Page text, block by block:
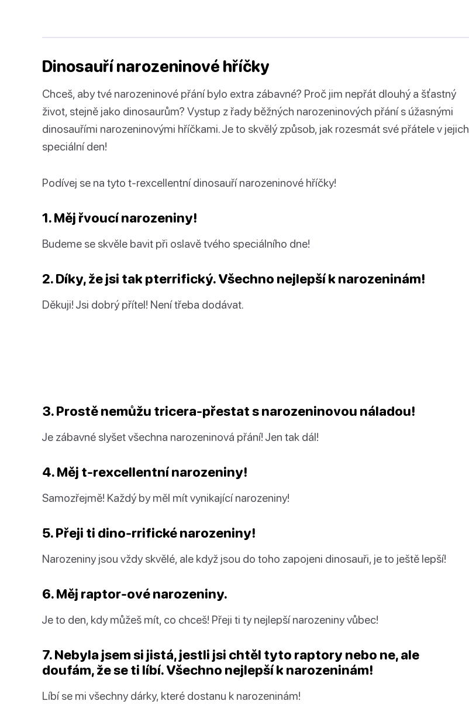
Dinosauří narozeninové hříčky
Chceš, aby tvé narozeninové přání bylo extra zábavné? Proč jim nepřát dlouhý a šťastný
život, stejně jako dinosaurům? Vystup z řady běžných narozeninových přání s úžasnými
dinosauřími narozeninovými hříčkami. Je to skvělý způsob, jak rozesmát své přátele v jejich
speciální den!
Podívej se na tyto t-rexcellentní dinosauří narozeninové hříčky!
1. Měj řvoucí narozeniny!
Budeme se skvěle bavit při oslavě tvého speciálního dne!
2. Díky, že jsi tak pterrifický. Všechno nejlepší k narozeninám!
Děkuji! Jsi dobrý přítel! Není třeba dodávat.
3. Prostě nemůžu tricera-přestat s narozeninovou náladou!
Je zábavné slyšet všechna narozeninová přání! Jen tak dál!
4. Měj t-rexcellentní narozeniny!
Samozřejmě! Každý by měl mít vynikající narozeniny!
5. Přeji ti dino-rrifické narozeniny!
Narozeniny jsou vždy skvělé, ale když jsou do toho zapojeni dinosauři, je to ještě lepší!
6. Měj raptor-ové narozeniny.
Je to den, kdy můžeš mít, co chceš! Přeji ti ty nejlepší narozeniny vůbec!
7. Nebyla jsem si jistá, jestli jsi chtěl tyto raptory nebo ne, ale
doufám, že se ti líbí. Všechno nejlepší k narozeninám!
Líbí se mi všechny dárky, které dostanu k narozeninám!